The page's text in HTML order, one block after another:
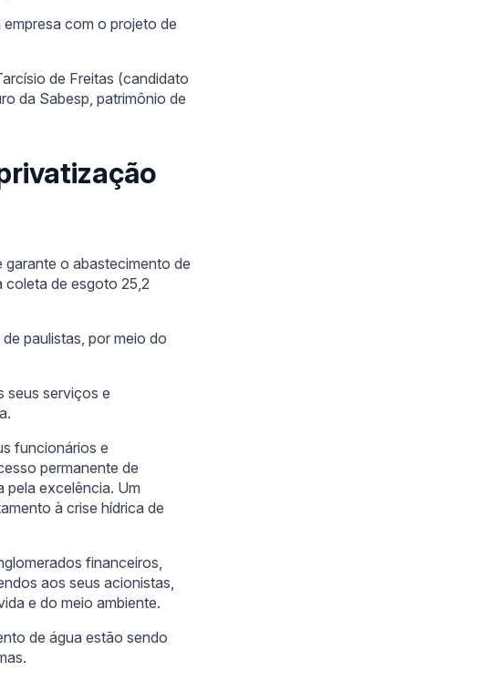
com o projeto de
de Freitas (candidato
da Sabesp, patrimônio de
garante o abastecimento de
coleta de esgoto 25,2
paulistas, por meio do
seus serviços e
funcionários e
permanente de
pela excelência. Um
à crise hídrica de
financeiros,
aos seus acionistas,
e do meio ambiente.
de água estão sendo